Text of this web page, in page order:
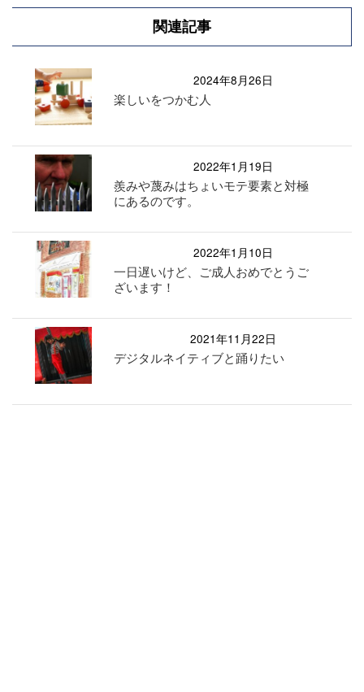
関連記事
2024年8月26日
楽しいをつかむ人
2022年1月19日
羨みや蔑みはちょいモテ要素と対極
にあるのです。
2022年1月10日
一日遅いけど、ご成人おめでとうご
ざいます！
2021年11月22日
デジタルネイティブと踊りたい